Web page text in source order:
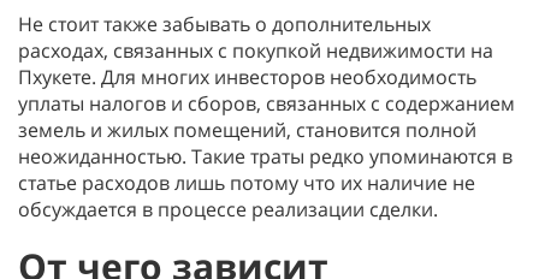
Не стоит также забывать о дополнительных
расходах, связанных с покупкой недвижимости на
Пхукете. Для многих инвесторов необходимость
уплаты налогов и сборов, связанных с содержанием
земель и жилых помещений, становится полной
неожиданностью. Такие траты редко упоминаются в
статье расходов лишь потому что их наличие не
обсуждается в процессе реализации сделки.
От чего зависит